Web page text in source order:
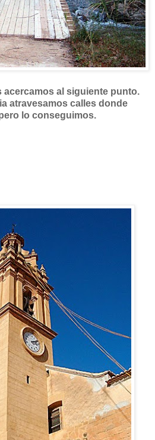
acercamos al siguiente punto.
atravesamos calles donde
lo conseguimos.